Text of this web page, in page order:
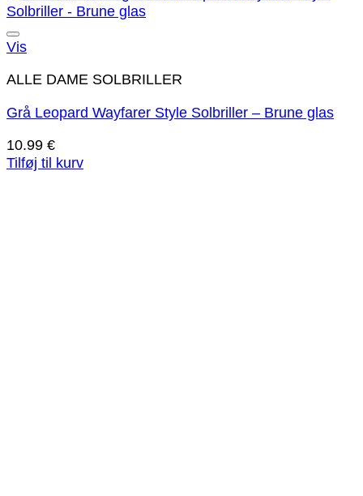
Vis
ALLE DAME SOLBRILLER
Grå Leopard Wayfarer Style Solbriller – Brune glas
10.99 €
Tilføj til kurv